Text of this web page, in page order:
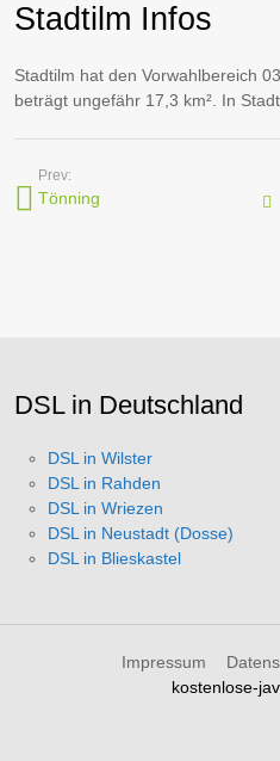
Stadtilm Infos
Stadtilm hat den Vorwahlbereich
beträgt ungefähr 17,3 km². In
Prev:
Tönning
DSL in Deutschland
DSL in Wilster
DSL in Rahden
DSL in Wriezen
DSL in Neustadt (Dosse)
DSL in Blieskastel
Impressum
kostenlose-